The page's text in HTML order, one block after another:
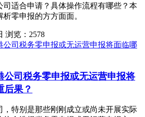
司适合申请？具体操作流程有哪些？本
零申报的方方面面。
浏览：2578
公司税务零申报或无运营申报将
后果？
，特别是那些刚刚成立或尚未开展实际